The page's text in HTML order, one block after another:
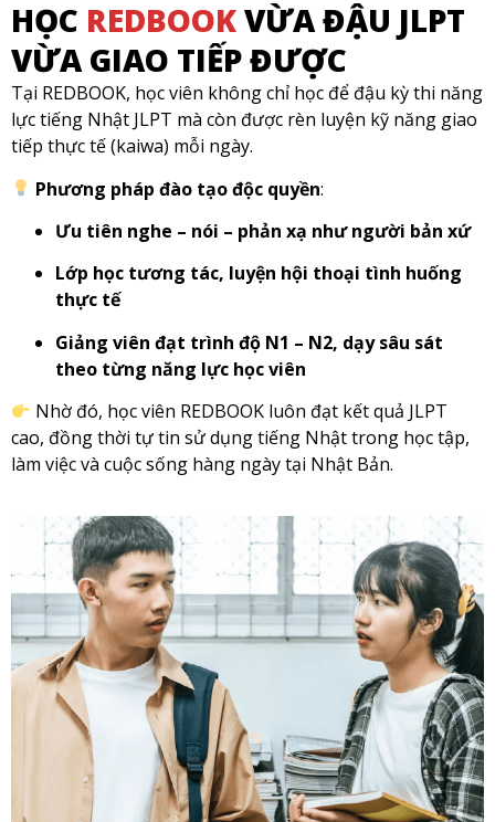
HỌC REDBOOKVỪA ĐẬU JLPT
VỪA GIAO TIẾP ĐƯỢC
Tại REDBOOK, học viên không chỉ học để đậu kỳ thi năng
lực tiếng Nhật JLPT mà còn được rèn luyện kỹ năng giao
tiếp thực tế (kaiwa) mỗi ngày.
Phương pháp đào tạo độc quyền:
Ưu tiên nghe – nói – phản xạ như người bản xứ
Lớp học tương tác, luyện hội thoại tình huống
thực tế
Giảng viên đạt trình độ N1 – N2, dạy sâu sát
theo từng năng lực học viên
Nhờ đó, học viên REDBOOK luôn đạt kết quả JLPT
cao, đồng thời tự tin sử dụng tiếng Nhật trong học tập,
làm việc và cuộc sống hàng ngày tại Nhật Bản.